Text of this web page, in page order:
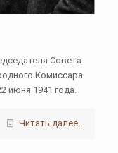
Совета
Комиссара
июня 1941 года.
Читать далее...